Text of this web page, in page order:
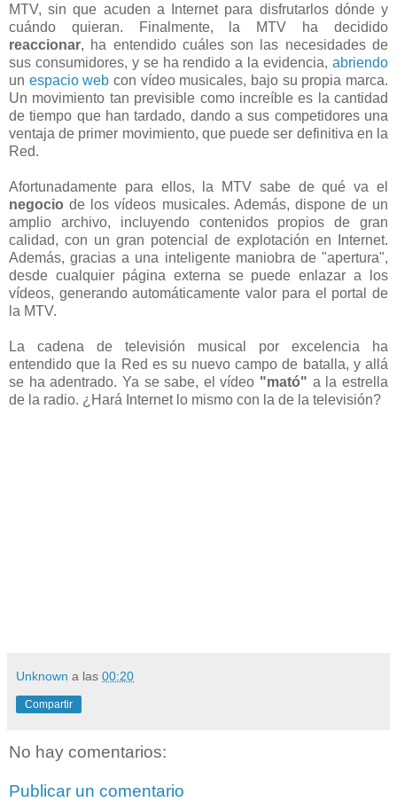
MTV, sin que acuden a Internet para disfrutarlos dónde y
cuándo quieran. Finalmente, la MTV ha decidido
reaccionar, ha entendido cuáles son las necesidades de
sus consumidores, y se ha rendido a la evidencia, abriendo
un espacio web con vídeo musicales, bajo su propia marca.
Un movimiento tan previsible como increíble es la cantidad
de tiempo que han tardado, dando a sus competidores una
ventaja de primer movimiento, que puede ser definitiva en la
Red.
Afortunadamente para ellos, la MTV sabe de qué va el
negociode los vídeos musicales. Además, dispone de un
amplio archivo, incluyendo contenidos propios de gran
calidad, con un gran potencial de explotación en Internet.
Además, gracias a una inteligente maniobra de "apertura",
desde cualquier página externa se puede enlazar a los
vídeos, generando automáticamente valor para el portal de
la MTV.
La cadena de televisión musical por excelencia ha
entendido que la Red es su nuevo campo de batalla, y allá
se ha adentrado. Ya se sabe, el vídeo "mató" a la estrella
de la radio. ¿Hará Internet lo mismo con la de la televisión?
Unknown a las 00:20
Compartir
No hay comentarios:
Publicar un comentario